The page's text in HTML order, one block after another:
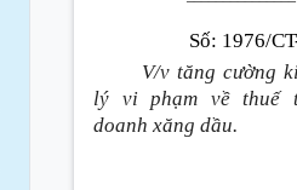
Số: 1976/
V/v tăng cường
lý vi phạm về thuế
doanh xăng dầu.